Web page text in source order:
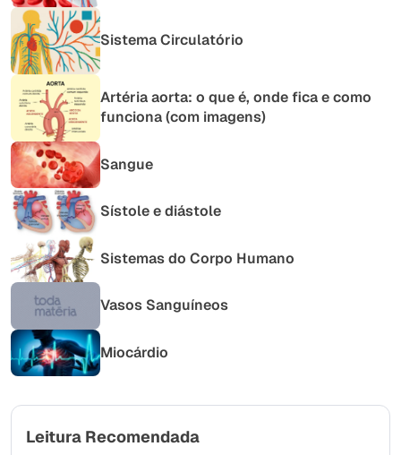
Sistema Circulatório
Artéria aorta: o que é, onde fica e como
funciona (com imagens)
Sangue
Sístole e diástole
Sistemas do Corpo Humano
Vasos Sanguíneos
Miocárdio
Leitura Recomendada